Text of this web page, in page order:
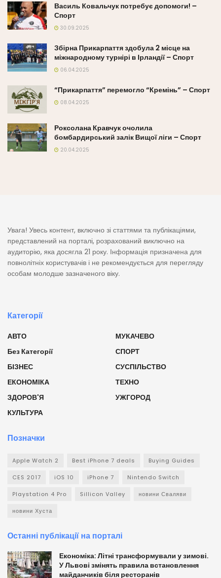
Василь Ковальчук потребує допомоги! –
Спорт
30.09.2025
Збірна Прикарпаття здобула 2 місце на
міжнародному турнірі в Ірландії – Спорт
06.04.2025
“Прикарпаття” перемогло “Кремінь” – Спорт
08.04.2025
Роксолана Кравчук очолила
бомбардирський залік Вищої ліги – Спорт
20.04.2025
Увага! Увесь контент, включно зі статтями та публікаціями,
представлений на порталі, розрахований виключно на
аудиторію, яка досягла 21 року. Інформація призначена для
повнолітніх користувачів і не рекомендується для перегляду
особам молодше зазначеного віку.
Категорії
АВТО
Без Категорії
БІЗНЕС
ЕКОНОМІКА
ЗДОРОВ'Я
КУЛЬТУРА
МУКАЧЕВО
СПОРТ
СУСПІЛЬСТВО
ТЕХНО
УЖГОРОД
Позначки
Apple Watch 2 Best iPhone 7 deals Buying Guides
CES 2017 iOS 10 iPhone 7 Nintendo Switch
Playstation 4 Pro Sillicon Valley новини Сваляви
новини Хуста
Останні публікації на порталі
Економіка: Літні трансформували у зимові.
У Львові змінять правила встановлення
майданчиків біля ресторанів